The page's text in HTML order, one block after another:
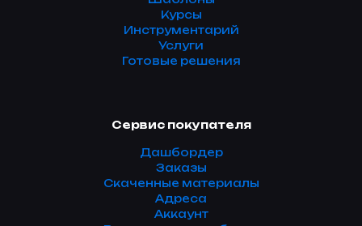
Курсы
Инструментарий
Услуги
Готовые решения
Сервис покупателя
Дашбордер
Заказы
Скаченные материалы
Адреса
Аккаунт